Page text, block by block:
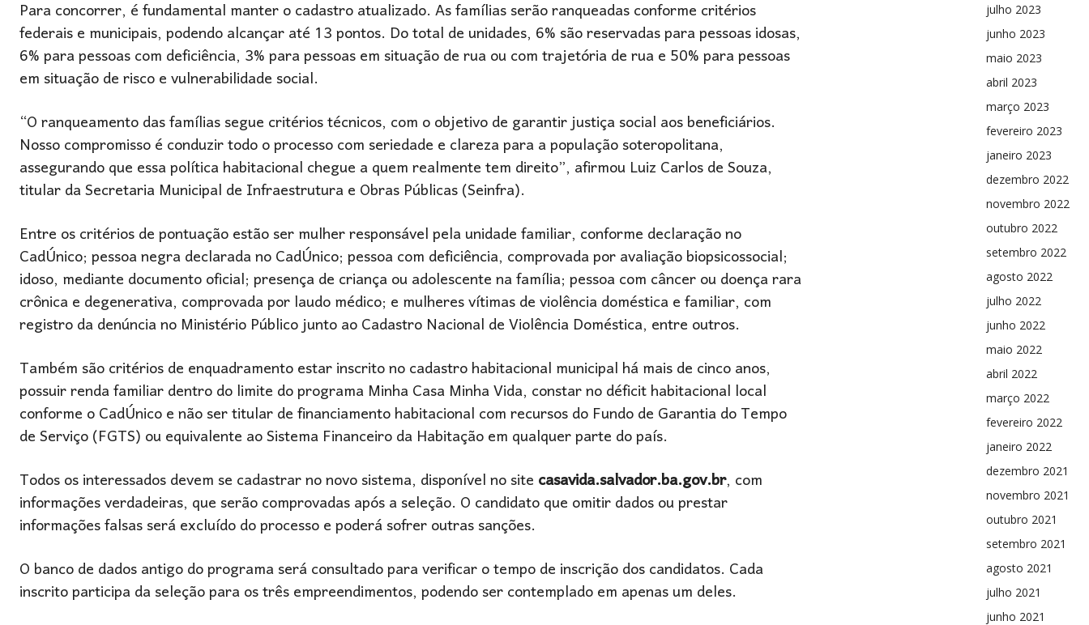
Para concorrer, é fundamental manter o cadastro atualizado. As famílias serão ranqueadas conforme critérios
federais e municipais, podendo alcançar até 13 pontos. Do total de unidades, 6% são reservadas para pessoas idosas,
6% para pessoas com deficiência, 3% para pessoas em situação de rua ou com trajetória de rua e 50% para pessoas
em situação de risco e vulnerabilidade social.
“O ranqueamento das famílias segue critérios técnicos, com o objetivo de garantir justiça social aos beneficiários.
Nosso compromisso é conduzir todo o processo com seriedade e clareza para a população soteropolitana,
assegurando que essa política habitacional chegue a quem realmente tem direito”, afirmou Luiz Carlos de Souza,
titular da Secretaria Municipal de Infraestrutura e Obras Públicas (Seinfra).
Entre os critérios de pontuação estão ser mulher responsável pela unidade familiar, conforme declaração no
CadÚnico; pessoa negra declarada no CadÚnico; pessoa com deficiência, comprovada por avaliação biopsicossocial;
idoso, mediante documento oficial; presença de criança ou adolescente na família; pessoa com câncer ou doença rara
crônica e degenerativa, comprovada por laudo médico; e mulheres vítimas de violência doméstica e familiar, com
registro da denúncia no Ministério Público junto ao Cadastro Nacional de Violência Doméstica, entre outros.
Também são critérios de enquadramento estar inscrito no cadastro habitacional municipal há mais de cinco anos,
possuir renda familiar dentro do limite do programa Minha Casa Minha Vida, constar no déficit habitacional local
conforme o CadÚnico e não ser titular de financiamento habitacional com recursos do Fundo de Garantia do Tempo
de Serviço (FGTS) ou equivalente ao Sistema Financeiro da Habitação em qualquer parte do país.
Todos os interessados devem se cadastrar no novo sistema, disponível no sitecasavida.salvador.ba.gov.br, com
informações verdadeiras, que serão comprovadas após a seleção. O candidato que omitir dados ou prestar
informações falsas será excluído do processo e poderá sofrer outras sanções.
O banco de dados antigo do programa será consultado para verificar o tempo de inscrição dos candidatos. Cada
inscrito participa da seleção para os três empreendimentos, podendo ser contemplado em apenas um deles.
julho 2023
junho 2023
maio 2023
abril 2023
março 2023
fevereiro 2023
janeiro 2023
dezembro 2022
novembro 2022
outubro 2022
setembro 2022
agosto 2022
julho 2022
junho 2022
maio 2022
abril 2022
março 2022
fevereiro 2022
janeiro 2022
dezembro 2021
novembro 2021
outubro 2021
setembro 2021
agosto 2021
julho 2021
junho 2021